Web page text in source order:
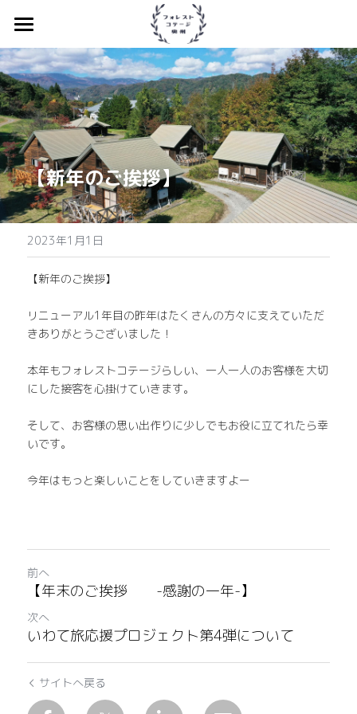
トップ
新着情報
当施設について
コテージ
お食事
体験
フォト
ご予約 料金
【新年のご挨拶】
2023年1月1日
【新年のご挨拶】
リニューアル1年目の昨年はたくさんの方々に支えていただ
きありがとうございました！
本年もフォレストコテージらしい、一人一人のお客様を大切
にした接客を心掛けていきます。
そして、お客様の思い出作りに少しでもお役に立てれたら幸
いです。
今年はもっと楽しいことをしていきますよー
前へ
【年末のご挨拶 -感謝の一年-】
次へ
いわて旅応援プロジェクト第4弾について
サイトへ戻る